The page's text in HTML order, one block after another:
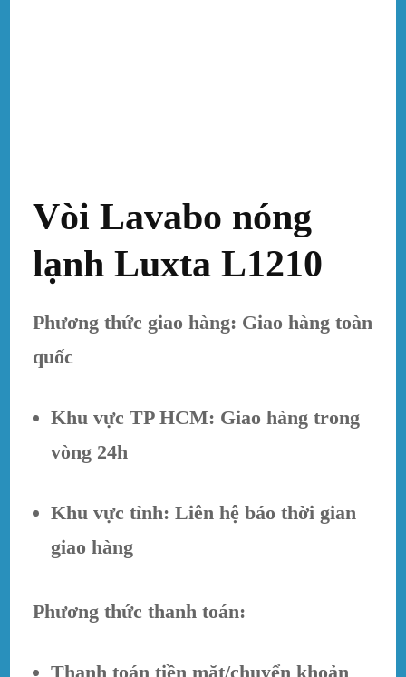
Vòi Lavabo nóng
lạnh Luxta L1210
Phương thức giao hàng: Giao hàng toàn
quốc
Khu vực TP HCM: Giao hàng trong
vòng 24h
Khu vực tỉnh: Liên hệ báo thời gian
giao hàng
Phương thức thanh toán:
Thanh toán tiền mặt/chuyển khoản